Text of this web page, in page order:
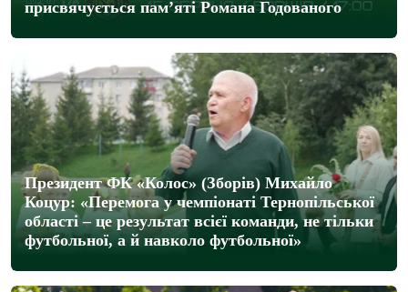
присвячується пам’яті Романа Годованого
Президент ФК «Колос» (Зборів) Михайло
Коцур: «Перемога у чемпіонаті Тернопільської
області – це результат всієї команди, не тільки
футбольної, а й навколо футбольної»